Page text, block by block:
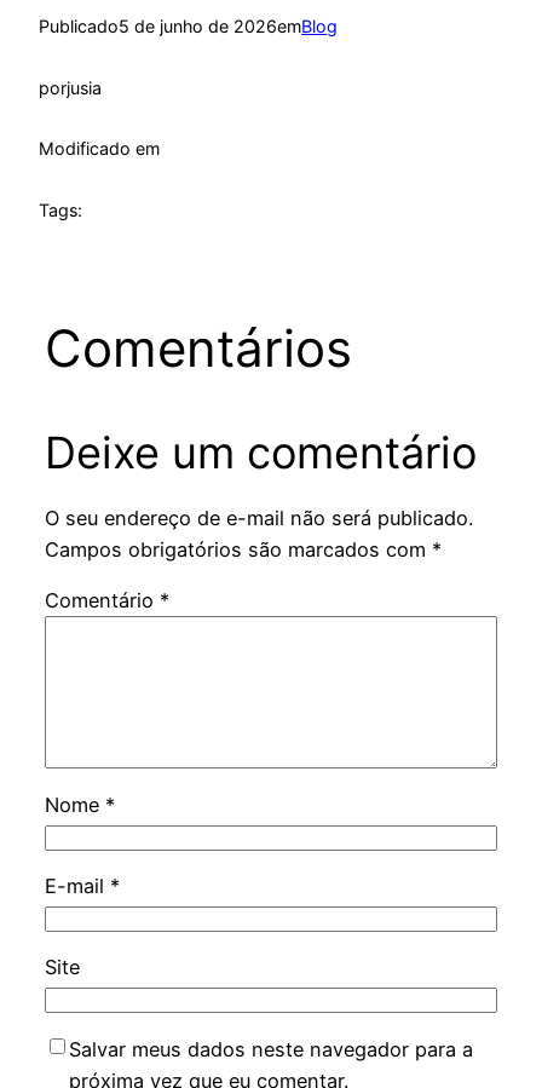
Publicado5 de junho de 2026emBlog
porjusia
Modificado em
Tags:
Comentários
Deixe um comentário
O seu endereço de e-mail não será publicado.
Campos obrigatórios são marcados com *
Comentário *
Nome *
E-mail *
Site
Salvar meus dados neste navegador para a
próxima vez que eu comentar.